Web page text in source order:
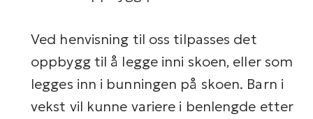
Ved henvisning til oss tilpasses det
oppbygg til å legge inni skoen, eller som
legges inn i bunningen på skoen. Barn i
vekst vil kunne variere i benlengde etter